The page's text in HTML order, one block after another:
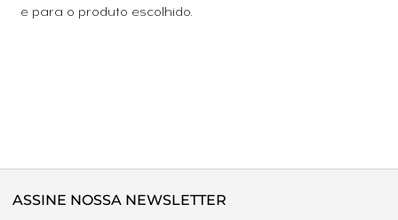
e para o produto escolhido.
ASSINE NOSSA NEWSLETTER